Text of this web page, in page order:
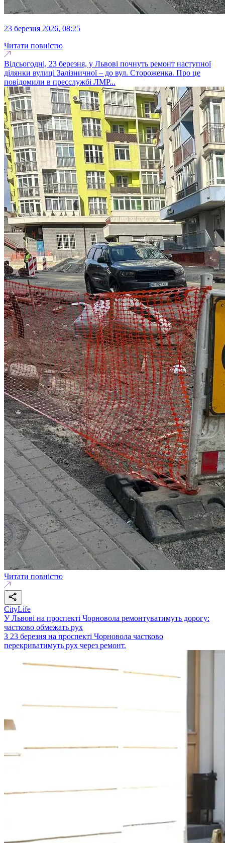
23 березня 2026, 08:25
Читати повністю
Відсьогодні, 23 березня, у Львові почнуть ремонт наступної
ділянки вулиці Залізничної – до вул. Стороженка. Про це
повідомили в пресслужбі ЛМР...
Читати повністю
CityLife
У Львові на проспекті Чорновола ремонтуватимуть дорогу:
частково обмежать рух
З 23 березня на проспекті Чорновола частково
перекриватимуть рух через ремонт.